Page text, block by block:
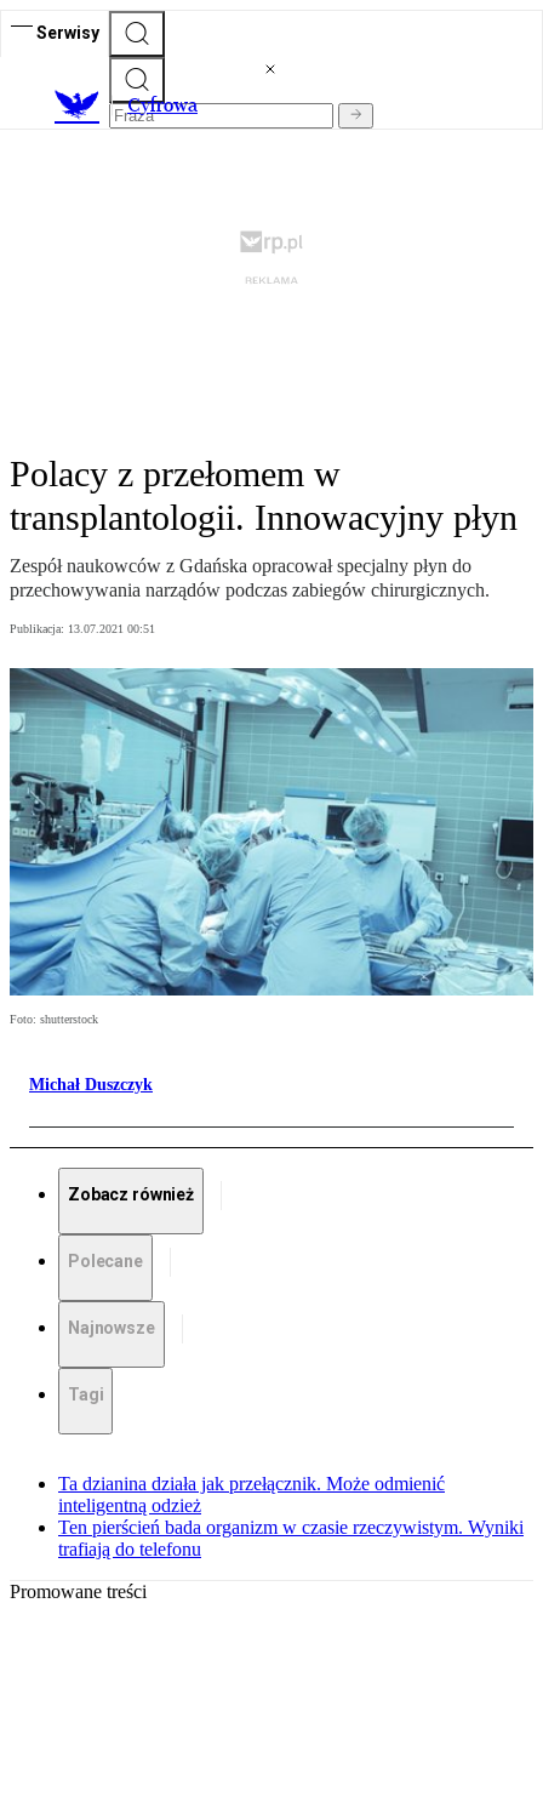
Serwisy
Cyfrowa
Polacy z przełomem w
transplantologii. Innowacyjny płyn
Zespół naukowców z Gdańska opracował specjalny płyn do
przechowywania narządów podczas zabiegów chirurgicznych.
Publikacja: 13.07.2021 00:51
Foto: shutterstock
Michał Duszczyk
Zobacz również
Polecane
Najnowsze
Tagi
Ta dzianina działa jak przełącznik. Może odmienić
inteligentną odzież
Ten pierścień bada organizm w czasie rzeczywistym. Wyniki
trafiają do telefonu
Promowane treści